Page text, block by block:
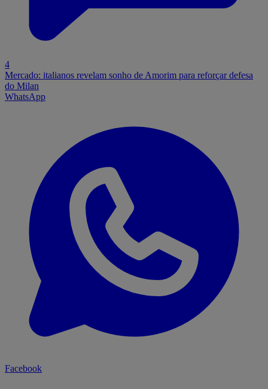
4
Mercado: italianos revelam sonho de Amorim para reforçar defesa
do Milan
WhatsApp
Facebook